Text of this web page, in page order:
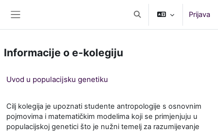
Toggle search inputPrijava
Informacije o e-kolegiju
Uvod u populacijsku genetiku
Cilj kolegija je upoznati studente antropologije s osnovnim
pojmovima i matematičkim modelima koji se primjenjuju u
populacijskoj genetici što je nužni temelj za razumijevanje